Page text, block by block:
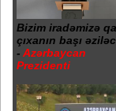
Bizim iradəmizə
çıxanın başı
- Azərbaycan
Prezidenti